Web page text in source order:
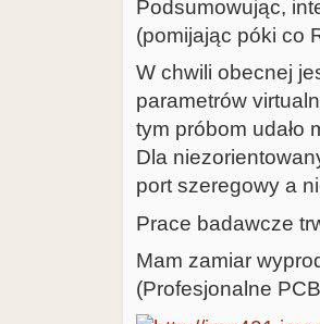
Podsumowując,
(pomijając póki co
W chwili obecnej
parametrów
tym próbom udało
Dla
port szeregowy a
Prace badawcze
Mam zamiar
(Profesjonalne